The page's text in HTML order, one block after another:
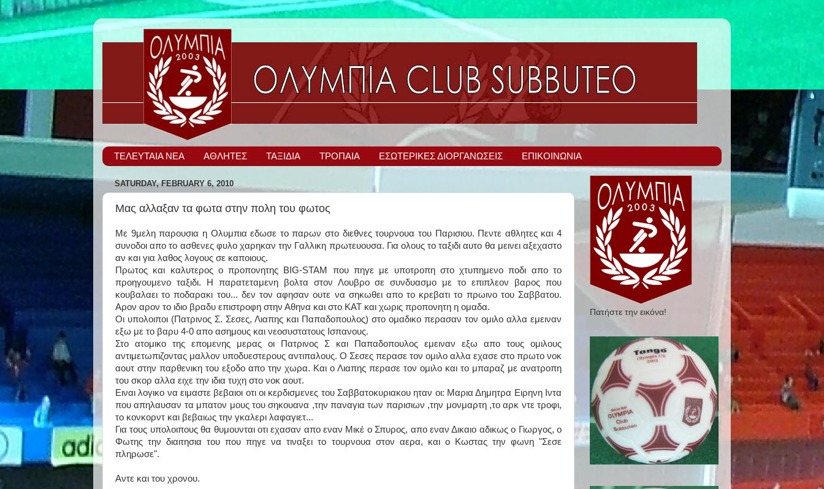
ΤΕΛΕΥΤΑΙΑ ΝΕΑ ΑΘΛΗΤΕΣ ΤΑΞΙΔΙΑ ΤΡΟΠΑΙΑ ΕΣΩΤΕΡΙΚΕΣ ΔΙΟΡΓΑΝΩΣΕΙΣ ΕΠΙΚΟΙΝΩΝΙΑ
SATURDAY, FEBRUARY 6, 2010
Μας αλλαξαν τα φωτα στην πολη του φωτος
Mε 9μελη παρουσια η Ολυμπια εδωσε το παρων στο διεθνες τουρνουα του Παρισιου. Πεντε αθλητες και 4
συνοδοι απο το ασθενες φυλο χαρηκαν την Γαλλικη πρωτευουσα. Για ολους το ταξιδι αυτο θα μεινει αξεχαστο
αν και για λαθος λογους σε καποιους.
Πρωτος και καλυτερος ο προπονητης BIG-STAM που πηγε με υποτροπη στο χτυπημενο ποδι απο το
προηγουμενο ταξιδι. Η παρατεταμενη βολτα στον Λουβρο σε συνδυασμο με το επιπλεον βαρος που
κουβαλαει το ποδαρακι του... δεν τον αφησαν ουτε να σηκωθει απο το κρεβατι το πρωινο του Σαββατου.
Αρον αρον το ιδιο βραδυ επιστροφη στην Αθηνα και στο ΚΑΤ και χωρις προπονητη η ομαδα.
Οι υπολοιποι (Πατρινος Σ. Σεσες, Λιαπης και Παπαδοπουλος) στο ομαδικο περασαν τον ομιλο αλλα εμειναν
εξω με το βαρυ 4-0 απο ασημους και νεοσυστατους Ισπανους.
Στο ατομικο της επομενης μερας οι Πατρινος Σ και Παπαδοπουλος εμειναν εξω απο τους ομιλους
αντιμετωπιζοντας μαλλον υποδυεστερους αντιπαλους. Ο Σεσες περασε τον ομιλο αλλα εχασε στο πρωτο νοκ
αουτ στην παρθενικη του εξοδο απο την χωρα. Και ο Λιαπης περασε τον ομιλο και το μπαραζ με ανατροπη
του σκορ αλλα ειχε την ιδια τυχη στο νοκ αουτ.
Ειναι λογικο να ειμαστε βεβαιοι οτι οι κερδισμενες του Σαββατοκυριακου ηταν οι: Μαρια Δημητρα Ειρηνη Ιντα
που απηλαυσαν τα μπατον μους του σηκουανα ,την παναγια των παρισιων ,την μονμαρτη ,το αρκ ντε τροφι,
το κονκορντ και βεβαιως την γκαλερι λαφαγιετ...
Για τους υπολοιπους θα θυμουνται οτι εχασαν απο εναν Μικέ ο Σπυρος, απο εναν Δικαιο αδικως ο Γιωργος, ο
Φωτης την διαιτησια του που πηγε να τιναξει το τουρνουα στον αερα, και ο Κωστας την φωνη "Σεσε
πληρωσε".
Αντε και του χρονου.
Πατήστε την εικόνα!